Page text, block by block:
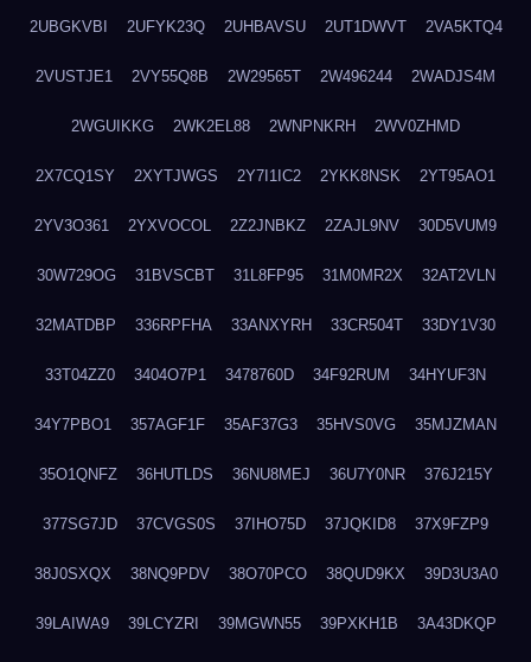
2UBGKVBI 2UFYK23Q 2UHBAVSU 2UT1DWVT 2VA5KTQ4
2VUSTJE1 2VY55Q8B 2W29565T 2W496244 2WADJS4M
2WGUIKKG 2WK2EL88 2WNPNKRH 2WV0ZHMD
2X7CQ1SY 2XYTJWGS 2Y7I1IC2 2YKK8NSK 2YT95AO1
2YV3O361 2YXVOCOL 2Z2JNBKZ 2ZAJL9NV 30D5VUM9
30W729OG 31BVSCBT 31L8FP95 31M0MR2X 32AT2VLN
32MATDBP 336RPFHA 33ANXYRH 33CR504T 33DY1V30
33T04ZZ0 3404O7P1 3478760D 34F92RUM 34HYUF3N
34Y7PBO1 357AGF1F 35AF37G3 35HVS0VG 35MJZMAN
35O1QNFZ 36HUTLDS 36NU8MEJ 36U7Y0NR 376J215Y
377SG7JD 37CVGS0S 37IHO75D 37JQKID8 37X9FZP9
38J0SXQX 38NQ9PDV 38O70PCO 38QUD9KX 39D3U3A0
39LAIWA9 39LCYZRI 39MGWN55 39PXKH1B 3A43DKQP